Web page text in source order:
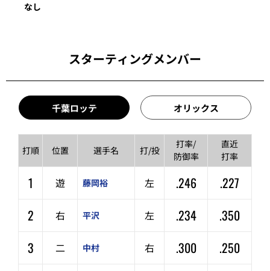
なし
スターティングメンバー
千葉ロッテ オリックス
打順 位置 選手名 打/投
打率/
防御率
直近
打率
1 遊 藤岡裕 左 .246
.227
2
右 平沢 左 .234
.350
3
二 中村 右 .300 .250